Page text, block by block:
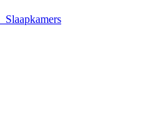
Slaapkamers